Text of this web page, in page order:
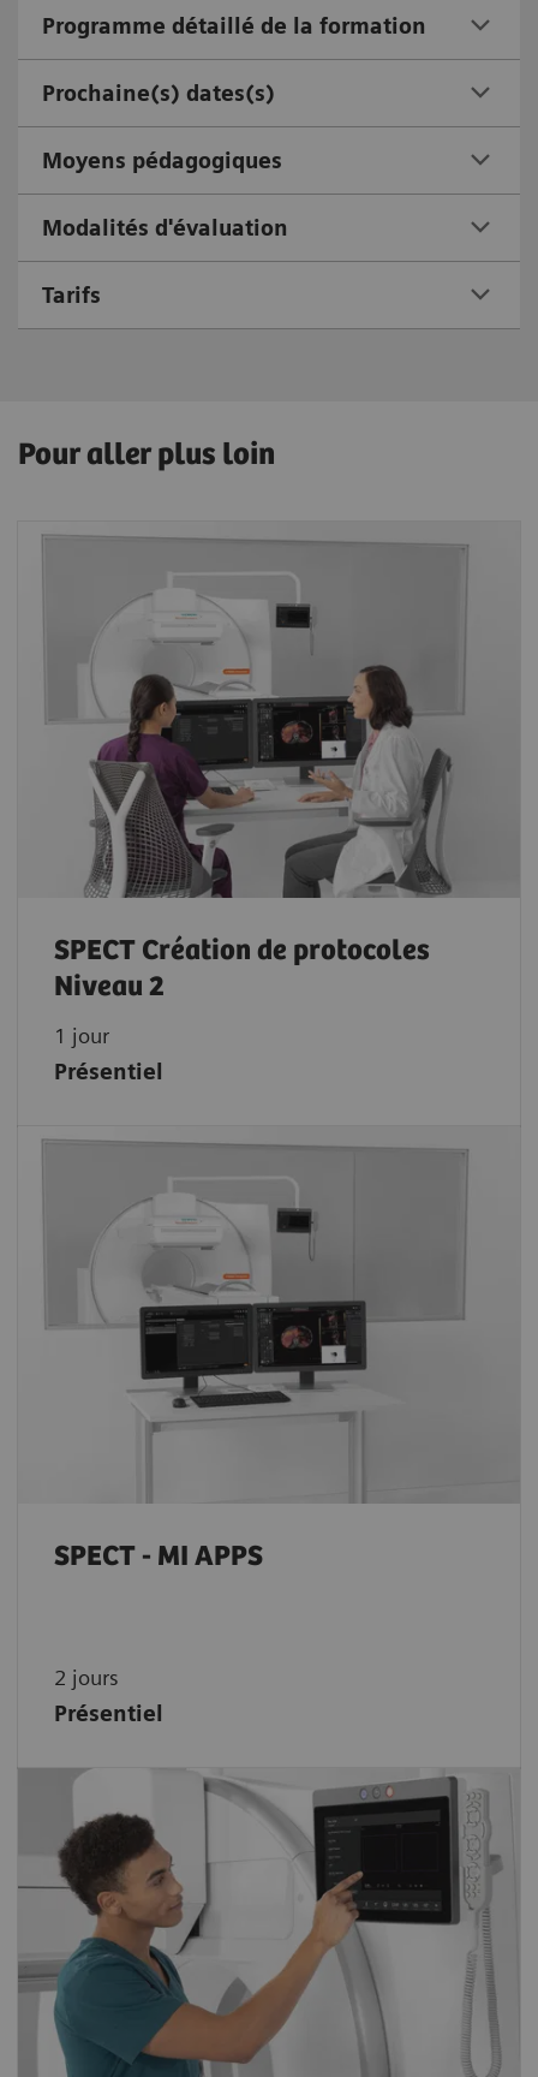
Programme détaillé de la formation
Prochaine(s) dates(s)
Moyens pédagogiques
Modalités d'évaluation
Tarifs
Pour aller plus loin
SPECT Création de protocoles
Niveau ​2
1 jour
Présentiel
SPECT - MI APPS
2 jours
Présentiel